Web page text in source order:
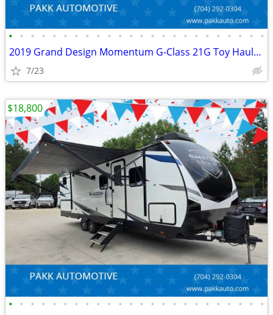
• • • • • • • • • • • • • • • • • • • • • • • •
2019 Grand Design Momentum G-Class 21G Toy Hauler Camper FUEL STATION
7/23
• • • • • • • • • • • • • • • • • • • • • • • •
$18,800